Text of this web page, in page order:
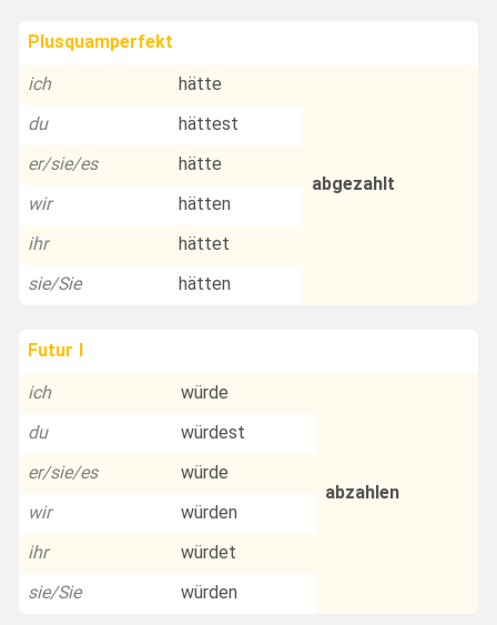
Plusquamperfekt
ich
hätte
abgezahlt
du
hättest
er/sie/es
hätte
wir
hätten
ihr
hättet
sie/Sie
hätten
Futur I
ich
würde
abzahlen
du
würdest
er/sie/es
würde
wir
würden
ihr
würdet
sie/Sie
würden